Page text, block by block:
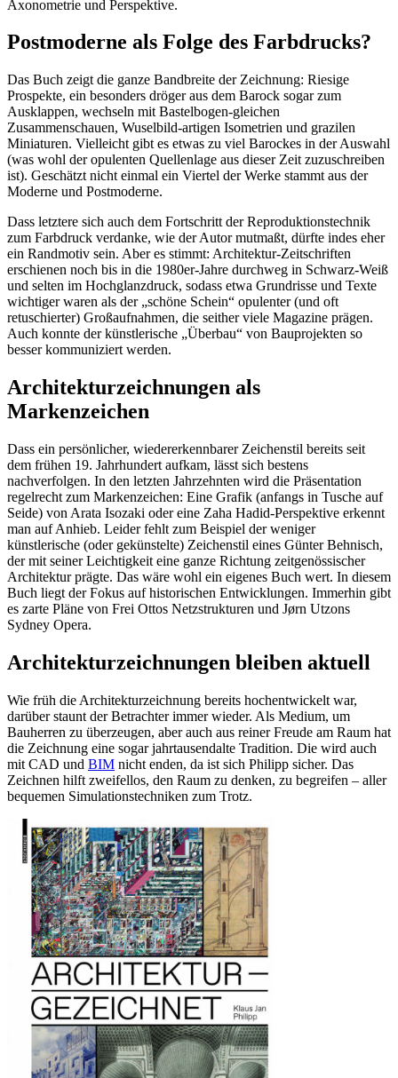
Axonometrie und Perspektive.
Postmoderne als Folge des Farbdrucks?
Das Buch zeigt die ganze Bandbreite der Zeichnung: Riesige
Prospekte, ein besonders dröger aus dem Barock sogar zum
Ausklappen, wechseln mit Bastelbogen-gleichen
Zusammenschauen, Wuselbild-artigen Isometrien und grazilen
Miniaturen. Vielleicht gibt es etwas zu viel Barockes in der Auswahl
(was wohl der opulenten Quellenlage aus dieser Zeit zuzuschreiben
ist). Geschätzt nicht einmal ein Viertel der Werke stammt aus der
Moderne und Postmoderne.
Dass letztere sich auch dem Fortschritt der Reproduktionstechnik
zum Farbdruck verdanke, wie der Autor mutmaßt, dürfte indes eher
ein Randmotiv sein. Aber es stimmt: Architektur-Zeitschriften
erschienen noch bis in die 1980er-Jahre durchweg in Schwarz-Weiß
und selten im Hochglanzdruck, sodass etwa Grundrisse und Texte
wichtiger waren als der „schöne Schein“ opulenter (und oft
retuschierter) Großaufnahmen, die seither viele Magazine prägen.
Auch konnte der künstlerische „Überbau“ von Bauprojekten so
besser kommuniziert werden.
Architekturzeichnungen als
Markenzeichen
Dass ein persönlicher, wiedererkennbarer Zeichenstil bereits seit
dem frühen 19. Jahrhundert aufkam, lässt sich bestens
nachverfolgen. In den letzten Jahrzehnten wird die Präsentation
regelrecht zum Markenzeichen: Eine Grafik (anfangs in Tusche auf
Seide) von Arata Isozaki oder eine Zaha Hadid-Perspektive erkennt
man auf Anhieb. Leider fehlt zum Beispiel der weniger
künstlerische (oder gekünstelte) Zeichenstil eines Günter Behnisch,
der mit seiner Leichtigkeit eine ganze Richtung zeitgenössischer
Architektur prägte. Das wäre wohl ein eigenes Buch wert. In diesem
Buch liegt der Fokus auf historischen Entwicklungen. Immerhin gibt
es zarte Pläne von Frei Ottos Netzstrukturen und Jørn Utzons
Sydney Opera.
Architekturzeichnungen bleiben aktuell
Wie früh die Architekturzeichnung bereits hochentwickelt war,
darüber staunt der Betrachter immer wieder. Als Medium, um
Bauherren zu überzeugen, aber auch aus reiner Freude am Raum hat
die Zeichnung eine sogar jahrtausendalte Tradition. Die wird auch
mit CAD und BIM nicht enden, da ist sich Philipp sicher. Das
Zeichnen hilft zweifellos, den Raum zu denken, zu begreifen – aller
bequemen Simulationstechniken zum Trotz.